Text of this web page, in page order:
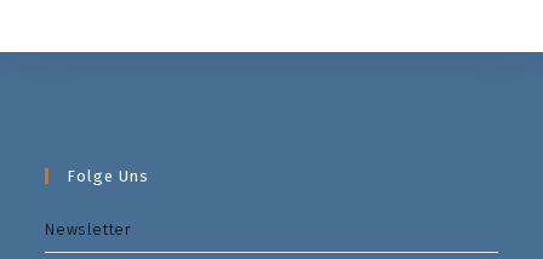
Folge Uns
Newsletter